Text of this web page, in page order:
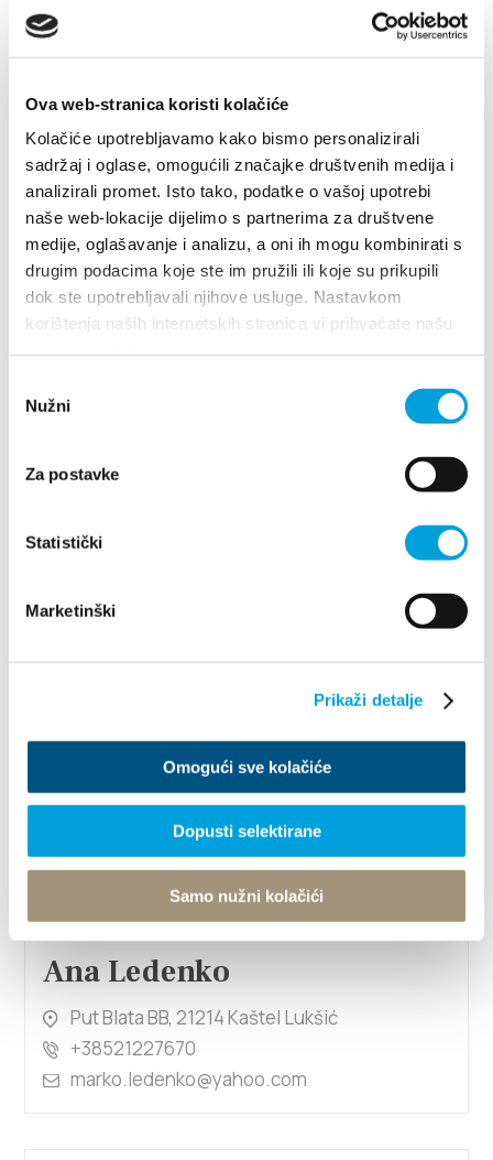
Ova web-stranica koristi kolačiće
Kolačiće upotrebljavamo kako bismo personalizirali
sadržaj i oglase, omogućili značajke društvenih medija i
analizirali promet. Isto tako, podatke o vašoj upotrebi
naše web-lokacije dijelimo s partnerima za društvene
medije, oglašavanje i analizu, a oni ih mogu kombinirati s
drugim podacima koje ste im pružili ili koje su prikupili
dok ste upotrebljavali njihove usluge. Nastavkom
korištenja naših internetskih stranica vi prihvaćate našu
pristanka
Nužni
Za postavke
Statistički
Marketinški
Prikaži detalje
Omogući sve kolačiće
Dopusti selektirane
Samo nužni kolačići
0915855472
antonioberam@gmail.com
Ana Brnas
A.B. Šimića 11, 21214 Kaštel Gomilica
Ana Jaman
Franje Tuđmana 842, 21217 Kaštel Stari
+385(0)91 563 2291
villa.jaman@gmail.com
Ana Ledenko
Put Blata BB, 21214 Kaštel Lukšić
+38521227670
marko.ledenko@yahoo.com